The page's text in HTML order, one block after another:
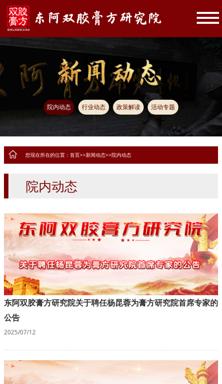
院内动态 行业动态 政策解读 活动专题
您现在所在的位置： 首页>>新闻动态>>院内动态
院内动态
东阿双胶膏方研究院关于聘任杨昆蓉为膏方研究院首席专家的
公告
2025/07/12